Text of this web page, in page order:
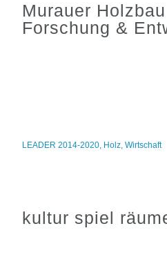
Murauer
Forschung &
LEADER 2014-2020, Holz,Wirtschaft
kultur spiel